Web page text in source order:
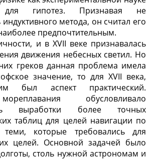
гипотез. Признавая не
метода, он считал его
предпочтительным.
и в XVII веке признавалась
движения небесных светил. Но
греков данная проблема имела
значение, то для XVII века,
был аспект практический.
обусловливало
выработки более точных
таблиц для целей навигации по
которые требовались для
целей. Основной задачей было
столь нужной астрономам и